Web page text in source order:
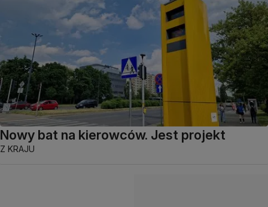
Nowy bat na kierowców. Jest projekt
Z KRAJU